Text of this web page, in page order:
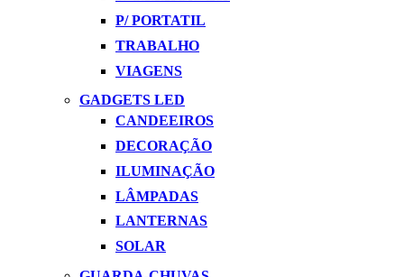
P/ PORTATIL
TRABALHO
VIAGENS
GADGETS LED
CANDEEIROS
DECORAÇÃO
ILUMINAÇÃO
LÂMPADAS
LANTERNAS
SOLAR